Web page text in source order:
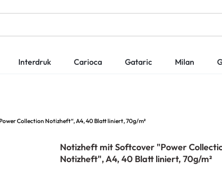
Interdruk Carioca Gataric Milan
Collection Notizheft“, A4, 40 Blatt liniert, 70g/m²
Notizheft mit Softcover "Power
Notizheft", A4, 40 Blatt liniert, 70g/m²